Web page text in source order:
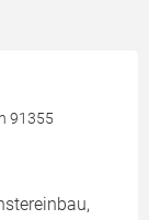
91355